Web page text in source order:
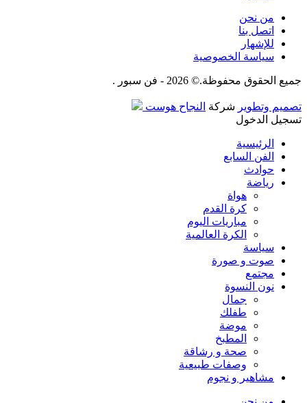
من نحن
اتصل بنا
للإشهار
سياسة الخصوصية
جميع الحقوق محفوظة.© 2026 - فن سبور .
تصميم وتطوير شركة النجاح هوست
تسجيل الدخول
الرئيسية
الفن السابع
حوادث
رياضة
هواة
كرة القدم
مباريات اليوم
الكرة العالمية
سياسة
صوت و صورة
مجتمع
نون النسوة
جمال
طفلك
موضة
المطبخ
صحة و رشاقة
وصفات طبيعية
مشاهير و نجوم